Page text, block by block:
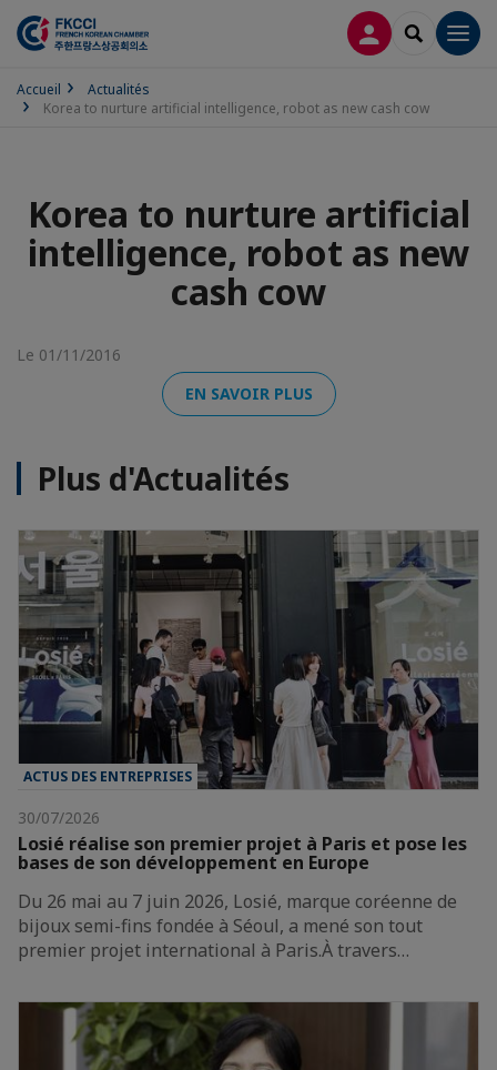
CONNEXION
Accueil
Actualités
Korea to nurture artificial intelligence, robot as new cash cow
Korea to nurture artificial
intelligence, robot as new
cash cow
Le 01/11/2016
EN SAVOIR PLUS
Plus d'Actualités
ACTUS DES ENTREPRISES
30/07/2026
Losié réalise son premier projet à Paris et pose les
bases de son développement en Europe
Du 26 mai au 7 juin 2026, Losié, marque coréenne de
bijoux semi-fins fondée à Séoul, a mené son tout
premier projet international à Paris.À travers…